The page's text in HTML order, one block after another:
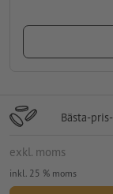
Bästa-
exkl. moms
inkl. 25 % moms